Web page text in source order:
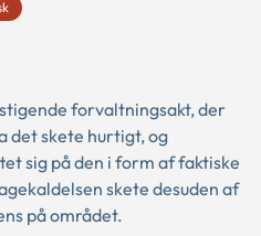
forvaltningsakt, der
det skete hurtigt, og
sig på den i form af faktiske
skete desuden af
på området.